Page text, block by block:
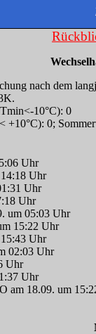
nach dem
10°C): 0
+10°C): 0;
Uhr
Uhr
Uhr
Uhr
um 05:03 Uhr
15:22 Uhr
Uhr
02:03 Uhr
Uhr
Uhr
am 18.09. um